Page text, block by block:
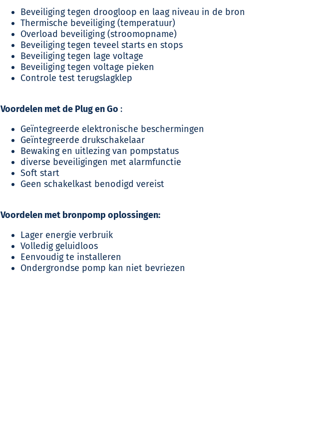
Beveiliging tegen droogloop en laag niveau in de bron
Thermische beveiliging (temperatuur)
Overload beveiliging (stroomopname)
Beveiliging tegen teveel starts en stops
Beveiliging tegen lage voltage
Beveiliging tegen voltage pieken
Controle test terugslagklep
Voordelen met de Plug en Go :
Geïntegreerde elektronische beschermingen
Geïntegreerde drukschakelaar
Bewaking en uitlezing van pompstatus
diverse beveiligingen met alarmfunctie
Soft start
Geen schakelkast benodigd vereist
Voordelen met bronpomp oplossingen:
Lager energie verbruik
Volledig geluidloos
Eenvoudig te installeren
Ondergrondse pomp kan niet bevriezen